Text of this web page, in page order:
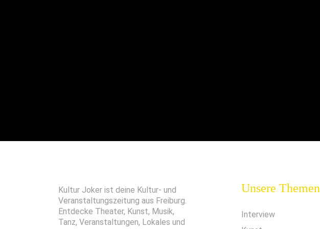
Kultur Joker ist deine Kultur- und
Veranstaltungszeitung aus Freiburg.
Entdecke Theater, Kunst, Musik,
Tanz, Veranstaltungen, Lokales und
Unsere Themen
Interview